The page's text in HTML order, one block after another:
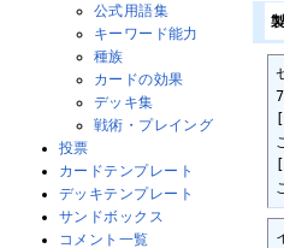
公式用語集
キーワード能力
種族
カードの効果
デッキ集
戦術・プレイング
投票
カードテンプレート
デッキテンプレート
サンドボックス
コメント一覧